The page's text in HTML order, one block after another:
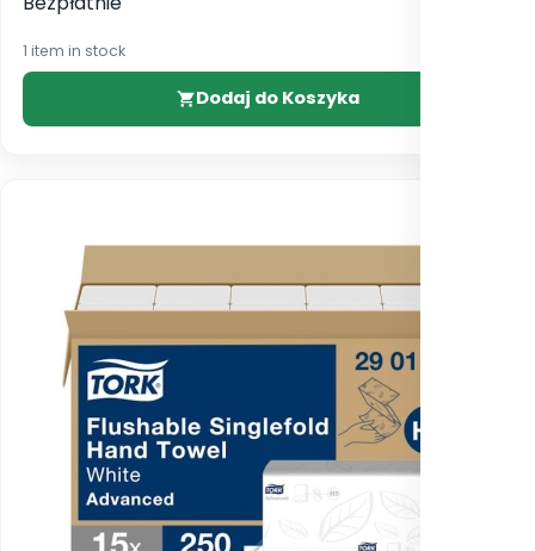
1 item in stock
Dodaj do Koszyka